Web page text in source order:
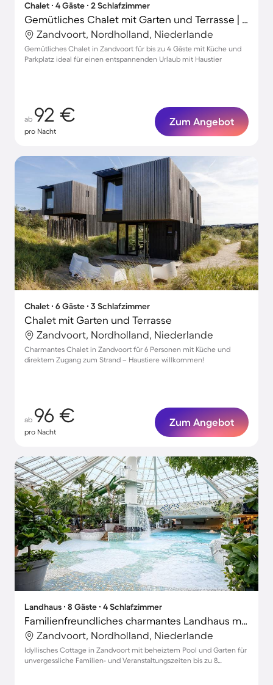
Chalet ∙ 4 Gäste ∙ 2 Schlafzimmer
Gemütliches Chalet mit Garten und Terrasse | Strand in der Nähe
Zandvoort, Nordholland, Niederlande
Gemütliches Chalet in Zandvoort für bis zu 4 Gäste mit Küche und
Parkplatz ideal für einen entspannenden Urlaub mit Haustier
ab 92 €
pro Nacht
Zum Angebot
Chalet ∙ 6 Gäste ∙ 3 Schlafzimmer
Chalet mit Garten und Terrasse
Zandvoort, Nordholland, Niederlande
Charmantes Chalet in Zandvoort für 6 Personen mit Küche und
direktem Zugang zum Strand – Haustiere willkommen!
ab 96 €
pro Nacht
Zum Angebot
Landhaus ∙ 8 Gäste ∙ 4 Schlafzimmer
Familienfreundliches charmantes Landhaus mit beheiztem Pool und Garten | Haustiere sind willkommen
Zandvoort, Nordholland, Niederlande
Idyllisches Cottage in Zandvoort mit beheiztem Pool und Garten für
unvergessliche Familien- und Veranstaltungszeiten bis zu 8